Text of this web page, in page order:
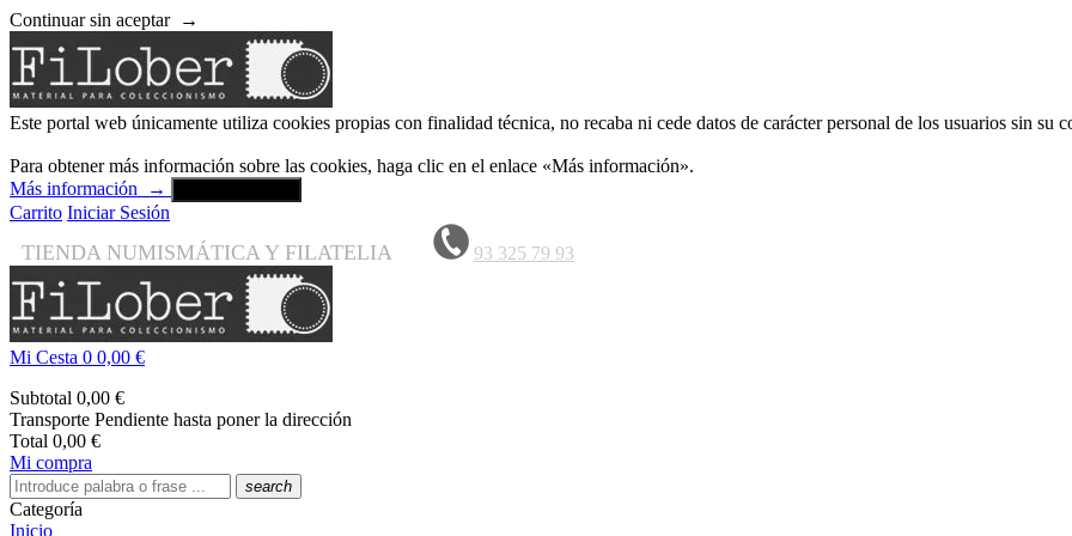
Continuar sin aceptar →
Este portal web únicamente utiliza cookies propias con finalidad técnica, no recaba ni cede datos de carácter personal de los usuarios sin su
Para obtener más información sobre las cookies, haga clic en el enlace «Más información».
Más información
→
Carrito Iniciar Sesión
TIENDA NUMISMÁTICA Y FILATELIA 93 325 79 93
Mi Cesta 0 0,00 €
Subtotal 0,00 €
Transporte Pendiente hasta poner la dirección
Total 0,00 €
Mi compra
search
Categoría
Inicio